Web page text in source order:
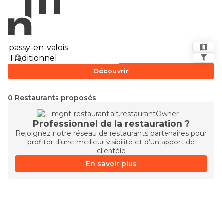
Découvrir
0 Restaurants proposés
Professionnel de la restauration ?
Rejoignez notre réseau de restaurants partenaires pour
profiter d’une meilleur visibilité et d’un apport de
clientèle
En savoir plus